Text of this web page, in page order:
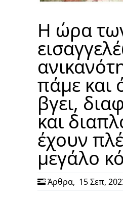
Η ώρα
πάμε και
βγει,
και
έχουν
μεγάλο
Άρθρα, 15 Σεπ,